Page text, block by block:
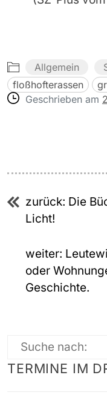
Allgemein
floßhofterassen
Geschrieben am
zurück: Die
Licht!
weiter:
oder
Geschichte.
Suche
nach:
TERMINE IM